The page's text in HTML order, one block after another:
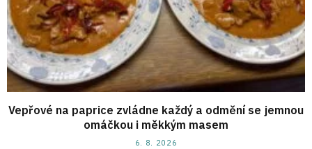
Vepřové na paprice zvládne každý a odmění se jemnou
omáčkou i měkkým masem
6. 8. 2026